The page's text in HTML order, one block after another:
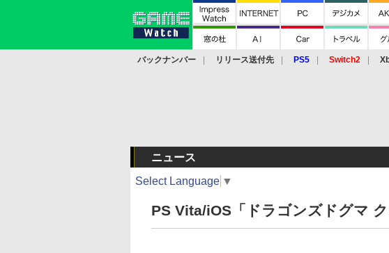
バックナンバー リリース送付先 PS5 Switch2
ニュース
Select Language ▼
PS Vita/iOS「ドラゴンズドグマ